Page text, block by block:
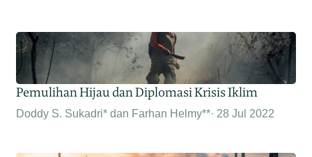
Pemulihan Hijau dan Diplomasi Krisis Iklim
Doddy S. Sukadri* dan Farhan Helmy** 28 Jul 2022